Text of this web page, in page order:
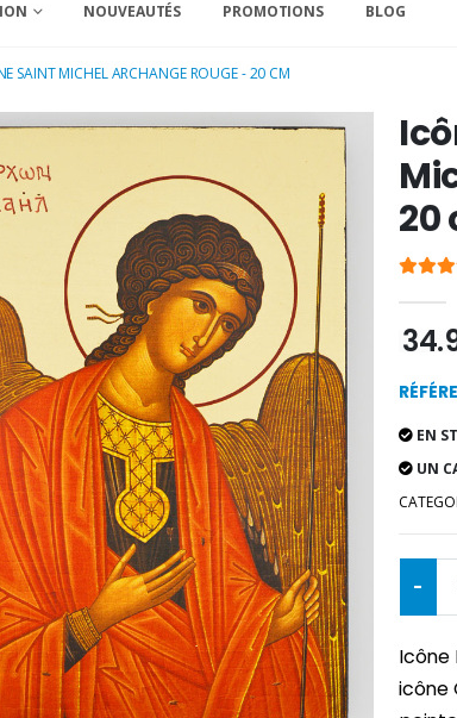
NOUVEAUTÉS PROMOTIONS BLOG
SAINT MICHEL ARCHANGE ROUGE - 20 CM
20
EN
UN
-
Icône
icône